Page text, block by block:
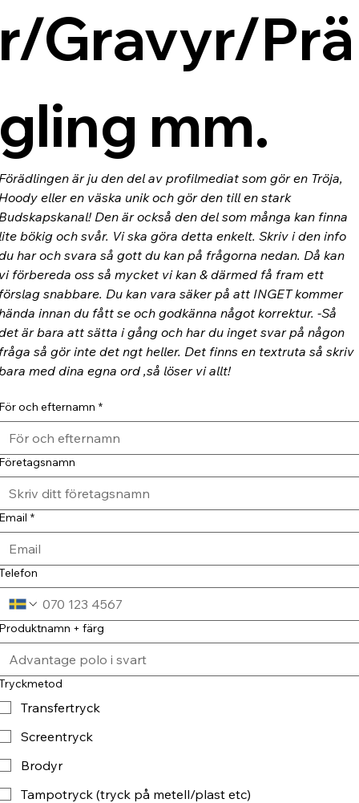
Gravyr/Prä
mm.
är ju den del av profilmediat som gör en Tröja,
eller en väska unik och gör den till en stark
Den är också den del som många kan finna
bökig och svår. Vi ska göra detta enkelt. Skriv i den info
har och svara så gott du kan på frågorna nedan. Då kan
förbereda oss så mycket vi kan & därmed få fram ett
snabbare. Du kan vara säker på att INGET kommer
innan du fått se och godkänna något korrektur. -Så
är bara att sätta i gång och har du inget svar på någon
så gör inte det ngt heller. Det finns en textruta så skriv
med dina egna ord ,så löser vi allt!
och efternamn *
*
+ färg
Transfertryck
Screentryck
Brodyr
Tampotryck (tryck på metell/plast etc)